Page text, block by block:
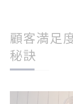
顧客満足
秘訣